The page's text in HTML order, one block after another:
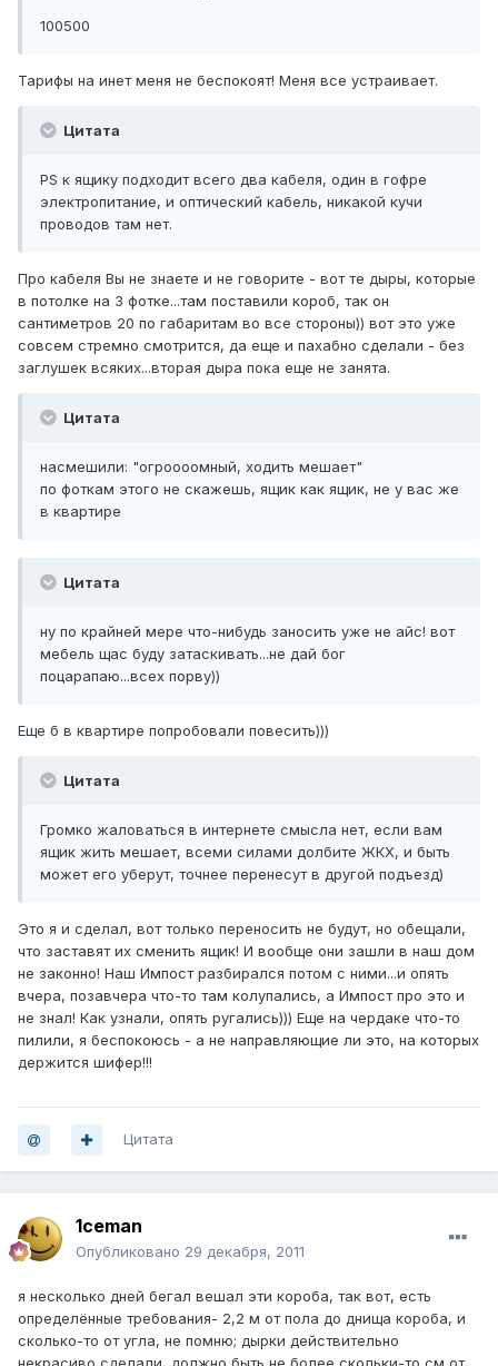
100500
Тарифы на инет меня не беспокоят! Меня все устраивает.
Цитата
PS к ящику подходит всего два кабеля, один в гофре
электропитание, и оптический кабель, никакой кучи
проводов там нет.
Про кабеля Вы не знаете и не говорите - вот те дыры, которые
в потолке на 3 фотке...там поставили короб, так он
сантиметров 20 по габаритам во все стороны)) вот это уже
совсем стремно смотрится, да еще и пахабно сделали - без
заглушек всяких...вторая дыра пока еще не занята.
Цитата
насмешили: "огроооомный, ходить мешает"
по фоткам этого не скажешь, ящик как ящик, не у вас же
в квартире
Цитата
ну по крайней мере что-нибудь заносить уже не айс! вот
мебель щас буду затаскивать...не дай бог
поцарапаю...всех порву))
Еще б в квартире попробовали повесить)))
Цитата
Громко жаловаться в интернете смысла нет, если вам
ящик жить мешает, всеми силами долбите ЖКХ, и быть
может его уберут, точнее перенесут в другой подъезд)
Это я и сделал, вот только переносить не будут, но обещали,
что заставят их сменить ящик! И вообще они зашли в наш дом
не законно! Наш Импост разбирался потом с ними...и опять
вчера, позавчера что-то там колупались, а Импост про это и
не знал! Как узнали, опять ругались))) Еще на чердаке что-то
пилили, я беспокоюсь - а не направляющие ли это, на которых
держится шифер!!!
Цитата
1ceman
Опубликовано 29 декабря, 2011
я несколько дней бегал вешал эти короба, так вот, есть
определённые требования- 2,2 м от пола до днища короба, и
сколько-то от угла, не помню; дырки действительно